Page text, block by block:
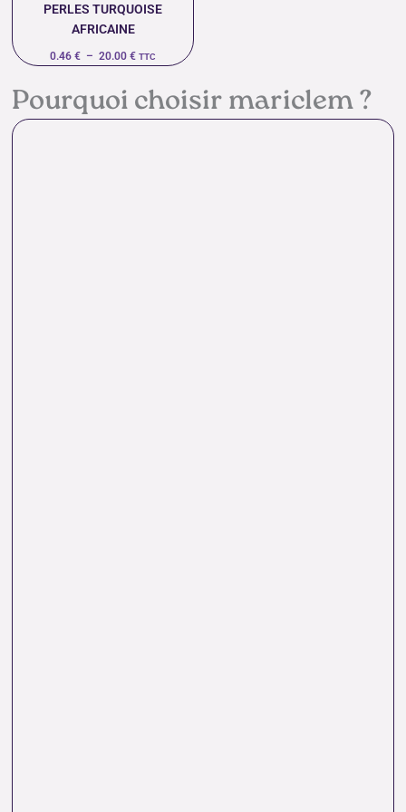
PERLES TURQUOISE
AFRICAINE
0.46€ – 20.00€ TTC
Pourquoi choisir mariclem ?